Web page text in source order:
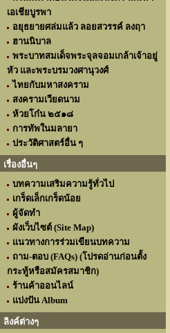
เอเชียบูรพา
อยุธยายศล่มแล้ว ลอยสวรรค์ ลงฤา
ฮานนิบาล
พระบาทสมเด็จพระจุลจอมเกล้าเจ้าอยู่
หัว และพระบรมวงศานุวงศ์
ไทยกับมหาสงคราม
สงครามเวียดนาม
ห้วยโก๋น ๒๕๑๘
การทัพในมลายา
ประวัติศาสตร์อื่น ๆ
เรื่องอื่นๆ
บทความเสริมความรู้ทั่วไป
เกร็ดเล็กเกร็ดน้อย
ผู้จัดทำ
ผังเว็บไซต์ (Site Map)
แนวทางการร่วมเขียนบทความ
ถาม-ตอบ (FAQs) (โปรดอ่านก่อนตั้ง
กระทู้หรือสมัครสมาชิก)
ร้านค้าออนไลน์
แบ่งปัน Album
ลิงค์ต่างๆ